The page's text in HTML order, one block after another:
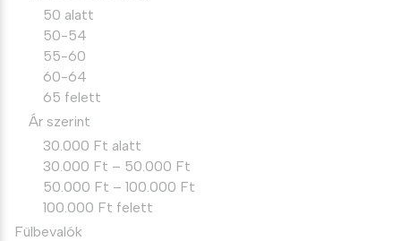
50 alatt
50-54
55-60
60-64
65 felett
Ár szerint
30.000 Ft alatt
30.000 Ft – 50.000 Ft
50.000 Ft – 100.000 Ft
100.000 Ft felett
Fülbevalók